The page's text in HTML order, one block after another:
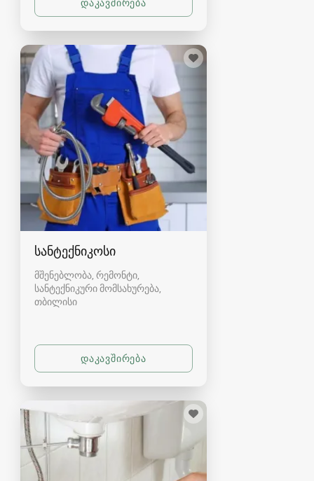
სანტექნიკოსი
მშენებლობა, რემონტი,
სანტექნიკური მომსახურება
თბილისი